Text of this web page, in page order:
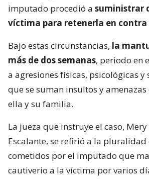
imputado procedió a suministrar
víctima para retenerla en contra
Bajo estas circunstancias, la
más de dos semanas, periodo en
a agresiones físicas, psicológicas y
que se suman insultos y
ella y su familia.
La jueza que instruye el caso, Mery
Escalante, se refirió a la pluralidad
cometidos por el imputado que
cautiverio a la víctima por varios